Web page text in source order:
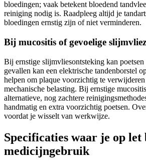
bloedingen; vaak betekent bloedend
reiniging nodig is. Raadpleeg altijd je
bloedingen ernstig zijn of niet verminderen.
Bij mucositis of gevoelige
Bij ernstige slijmvliesontsteking kan
gevallen kan een elektrische tandenborstel
helpen om plaque voorzichtig te
mechanische belasting. Bij ernstige
alternatieve, nog zachtere
handmatig en extra voorzichtig poetsen.
voordat je wisselt van werkwijze.
Specificaties waar je op let
medicijngebruik